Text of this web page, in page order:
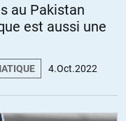
au Pakistan
est aussi une
4.Oct.2022